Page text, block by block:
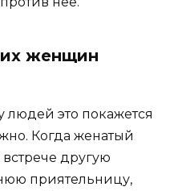
женщин
это покажется
Когда женатый
другую
приятельницу,